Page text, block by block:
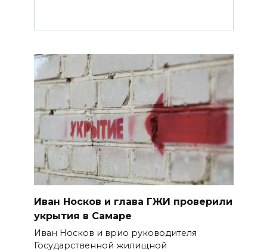
Иван Носков и глава ГЖИ проверили
укрытия в Самаре
Иван Носков и врио руководителя
Государственной жилищной